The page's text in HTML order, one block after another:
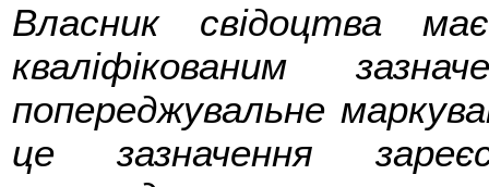
Власник свідоцтва
кваліфікованим
попереджувальне
це зазначення